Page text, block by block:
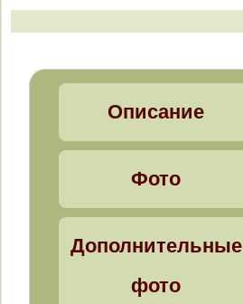
Описание
Фото
Дополнительные
фото